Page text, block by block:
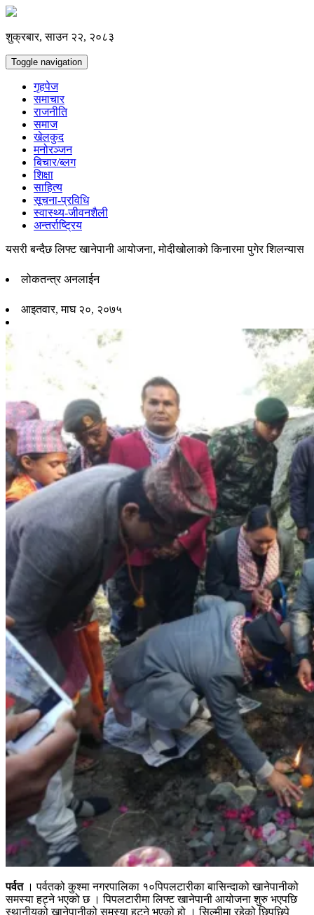
शुक्रबार, साउन २२, २०८३
Toggle navigation
गृहपेज
समाचार
राजनीति
समाज
खेलकुद
मनोरञ्जन
बिचार/ब्लग
शिक्षा
साहित्य
सूचना-प्रविधि
स्वास्थ्य-जीवनशैली
अन्तर्राष्ट्रिय
यसरी बन्दैछ लिफ्ट खानेपानी आयोजना, मोदीखोलाको किनारमा पुगेर शिलन्यास
लोकतन्त्र अनलाईन
आइतवार, माघ २०, २०७५
पर्वत। पर्वतको कुश्मा नगरपालिका १०पिपलटारीका बासिन्दाको खानेपानीको
समस्या हट्ने भएको छ । पिपलटारीमा लिफ्ट खानेपानी आयोजना शुरु भएपछि
स्थानीयको खानेपानीको समस्या हट्ने भएको हो । सिल्मीमा रहेको छिपछिपे